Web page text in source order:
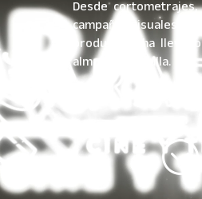
Desde cortometrajes,
campañas visuales y
productora ha
alma a la pantalla.
;